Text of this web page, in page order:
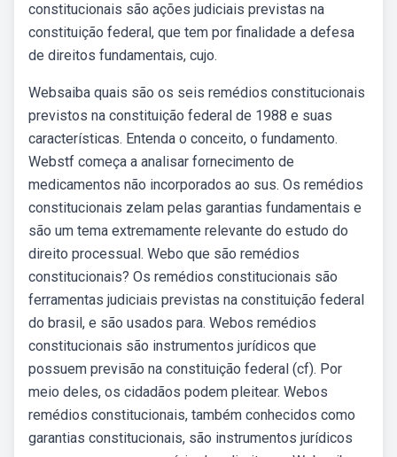
constitucionais são ações judiciais previstas na
constituição federal, que tem por finalidade a defesa
de direitos fundamentais, cujo.
Websaiba quais são os seis remédios constitucionais
previstos na constituição federal de 1988 e suas
características. Entenda o conceito, o fundamento.
Webstf começa a analisar fornecimento de
medicamentos não incorporados ao sus. Os remédios
constitucionais zelam pelas garantias fundamentais e
são um tema extremamente relevante do estudo do
direito processual. Webo que são remédios
constitucionais? Os remédios constitucionais são
ferramentas judiciais previstas na constituição federal
do brasil, e são usados para. Webos remédios
constitucionais são instrumentos jurídicos que
possuem previsão na constituição federal (cf). Por
meio deles, os cidadãos podem pleitear. Webos
remédios constitucionais, também conhecidos como
garantias constitucionais, são instrumentos jurídicos